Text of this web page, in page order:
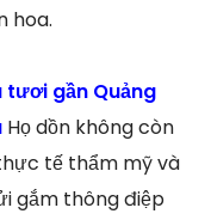
hoa.
gần Quảng
Họ dồn không còn
tế thẩm mỹ và
gắm thông điệp